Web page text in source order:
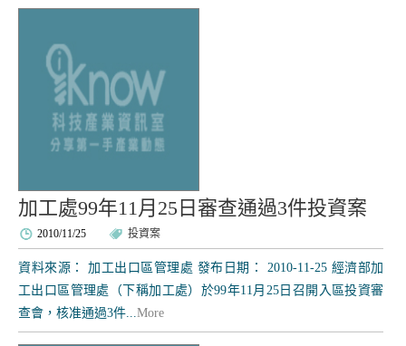
加工處99年11月25日審查通過3件投資案
2010/11/25 投資案
資料來源： 加工出口區管理處 發布日期： 2010-11-25 經濟部加
工出口區管理處（下稱加工處）於99年11月25日召開入區投資審
查會，核准通過3件...More